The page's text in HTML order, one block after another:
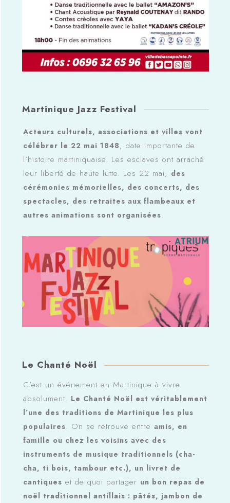
Martinique Jazz Festival
Acteurs culturels, associations et villes vont
célébrer le 22 mai 1848, date importante de
l’histoire martiniquaise. Les esclaves ont arraché
leur liberté de haute lutte. Les 22 mai, des
cérémonies mémorielles, des concerts, des
spectacles, des retraites aux flambeaux et
autres animations sont organisées.
Le Chanté Noël
C’est un événement en Martinique à vivre
absolument. Le Chanté Noël est véritablement
l’une des traditions de Martinique les plus
populaires. On se retrouve entre amis, en
famille ou chez les voisins avec des
instruments de musique traditionnels (cha-
cha, ti bois, tambour etc.), un livret de
cantiques et de quoi partager un bon repas de
noël traditionnel antillais : pâtés, jambon de